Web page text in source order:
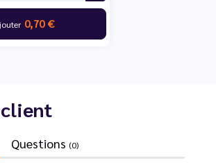
0,70 €
client
Questions (0)